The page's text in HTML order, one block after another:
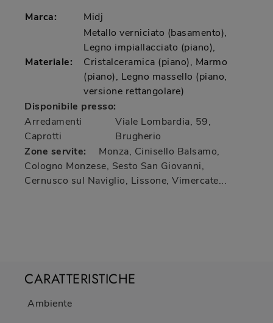
Marca:
Midj
Materiale:
Metallo verniciato (basamento),
Legno impiallacciato (piano),
Cristalceramica (piano), Marmo
(piano), Legno massello (piano,
versione rettangolare)
Disponibile presso:
Arredamenti
Caprotti
Viale Lombardia, 59,
Brugherio
Zone servite:
Monza, Cinisello Balsamo,
Cologno Monzese, Sesto San Giovanni,
Cernusco sul Naviglio, Lissone, Vimercate...
CARATTERISTICHE
Ambiente